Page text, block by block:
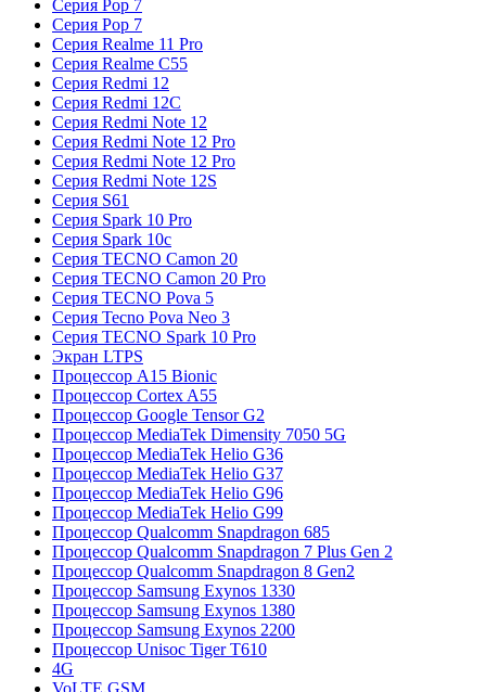
Серия Pop 7
Серия Pop 7
Серия Realme 11 Pro
Серия Realme C55
Серия Redmi 12
Серия Redmi 12C
Серия Redmi Note 12
Серия Redmi Note 12 Pro
Серия Redmi Note 12 Pro
Серия Redmi Note 12S
Серия S61
Серия Spark 10 Pro
Серия Spark 10c
Серия TECNO Camon 20
Серия TECNO Camon 20 Pro
Серия TECNO Pova 5
Серия Tecno Pova Neo 3
Серия TECNO Spark 10 Pro
Экран LTPS
Процессор A15 Bionic
Процессор Cortex A55
Процессор Google Tensor G2
Процессор MediaTek Dimensity 7050 5G
Процессор MediaTek Helio G36
Процессор MediaTek Helio G37
Процессор MediaTek Helio G96
Процессор MediaTek Helio G99
Процессор Qualcomm Snapdragon 685
Процессор Qualcomm Snapdragon 7 Plus Gen 2
Процессор Qualcomm Snapdragon 8 Gen2
Процессор Samsung Exynos 1330
Процессор Samsung Exynos 1380
Процессор Samsung Exynos 2200
Процессор Unisoc Tiger T610
4G
VoLTE,GSM